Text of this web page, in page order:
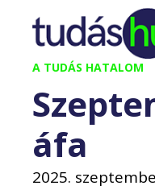
Kilépés
tartalomba
A TUDÁS HATALOM
áfa
2025.